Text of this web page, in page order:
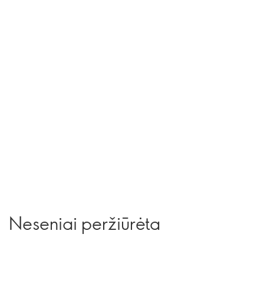
Neseniai peržiūrėta